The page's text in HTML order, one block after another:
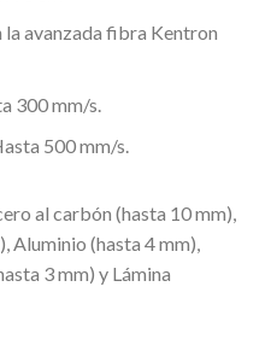
avanzada fibra Kentron
300 mm/s.
500 mm/s.
al carbón (hasta 10 mm),
Aluminio (hasta 4 mm),
3 mm) y Lámina